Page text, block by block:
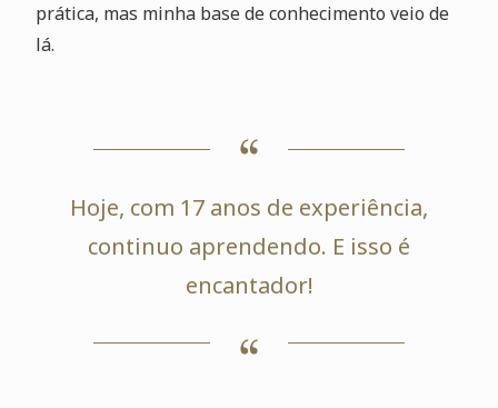
prática, mas minha base de conhecimento veio de
lá.
Hoje, com 17 anos de experiência,
continuo aprendendo. E isso é
encantador!